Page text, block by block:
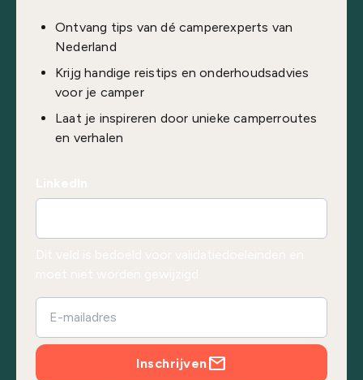
Ontvang tips van dé camperexperts van
Nederland
Krijg handige reistips en onderhoudsadvies
voor je camper
Laat je inspireren door unieke camperroutes
en verhalen
Inschrijven